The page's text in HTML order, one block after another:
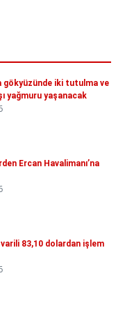
gökyüzünde iki tutulma ve
yağmuru yaşanacak
Ercan Havalimanı’na
83,10 dolardan işlem